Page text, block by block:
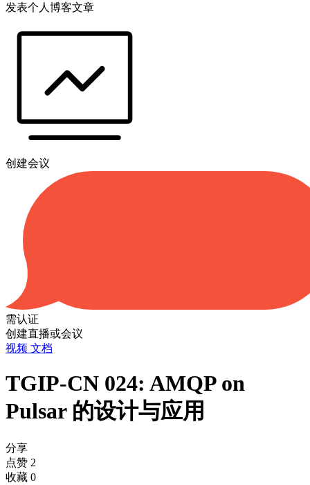
发表个人博客文章
创建会议
需认证
创建直播或会议
视频 文档
TGIP-CN 024: AMQP on
Pulsar 的设计与应用
分享
点赞 2
收藏 0